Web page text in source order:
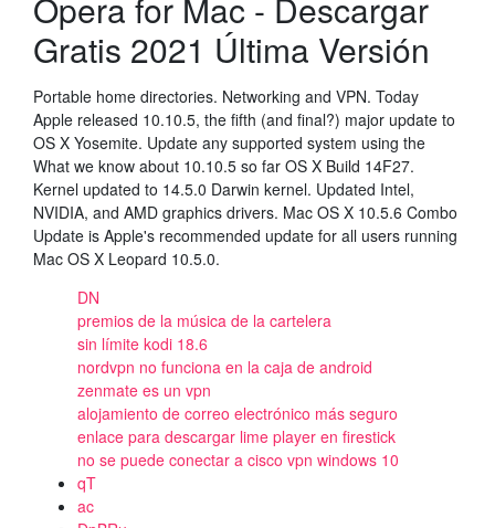
Gratis 2021 Última Versión
Portable home directories. Networking and VPN. Today
Apple released 10.10.5, the fifth (and final?) major update to
OS X Yosemite. Update any supported system using the
What we know about 10.10.5 so far OS X Build 14F27.
Kernel updated to 14.5.0 Darwin kernel. Updated Intel,
NVIDIA, and AMD graphics drivers. Mac OS X 10.5.6 Combo
Update is Apple's recommended update for all users running
Mac OS X Leopard 10.5.0.
DN
premios de la música de la cartelera
sin límite kodi 18.6
nordvpn no funciona en la caja de android
zenmate es un vpn
alojamiento de correo electrónico más seguro
enlace para descargar lime player en firestick
no se puede conectar a cisco vpn windows 10
qT
ac